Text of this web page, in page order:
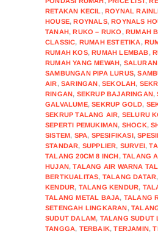
RETAKAN KECIL ,ROYNAL
HOUSE,ROYNALS,ROYNALS
TANAH,RUKO – RUKO ,RUMAH
CLASSIC, RUMAH ESTETIKA,
RUMAH KOS,RUMAH LEMBAB,
RUMAH YANG MEWAH,
SAMBUNGAN PIPA LURUS,
AIR,SARINGAN,SEKOLAH,
RINGAN, SEKRUP BAJARINGAN,
GALVALUME,SEKRUP GOLD,
SEKRUP TALANG AIR, SELURU
SEPERTI PEMUKIMAN, SHOCK,
SISTEM, SPA, SPESIFIKASI,
STANDAR, SUPPLIER, SURVEI,
TALANG 20CM 8 INCH,TALANG
HUJAN,TALANG AIR WARNA
BERTKUALITAS, TALANG DATAR,
KENDUR, TALANG KENDUR,
TALANG METAL BAJA, TALANG
SETENGAH LINGKARAN,
SUDUT DALAM, TALANG SUDUT
TANGGA, TERBAIK,TERJAMIN,